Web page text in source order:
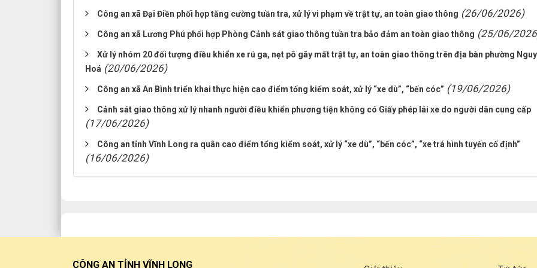
Công an xã Đại Điền phối hợp tăng cường tuần tra, xử lý vi phạm về trật tự, an toàn giao thông (26/06/2026)
Công an xã Lương Phú phối hợp Phòng Cảnh sát giao thông tuần tra bảo đảm an toàn giao thông (25/06/
Xử lý nhóm 20 đối tượng điều khiển xe rú ga, nẹt pô gây mất trật tự, an toàn giao thông trên địa bàn phường
Hoá (20/06/2026)
Công an xã An Bình triển khai thực hiện cao điểm tổng kiểm soát, xử lý “xe dù”, “bến cóc” (19/06/2026)
Cảnh sát giao thông xử lý nhanh người điều khiển phương tiện không có Giấy phép lái xe do người dân cung cấp
(17/06/2026)
Công an tỉnh Vĩnh Long ra quân cao điểm tổng kiểm soát, xử lý “xe dù”, “bến cóc”, “xe trá hình tuyến cố định”
(16/06/2026)
CÔNG AN TỈNH VĨNH LONG